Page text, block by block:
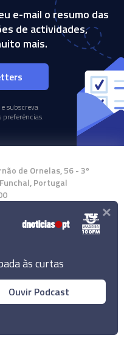
e-mail o resumo das
de actividades,
mais.
subscreva
preferências.
de Ornelas, 56 - 3º
Portugal
App
Notícias, Lda.
às curtas
Ouvir Podcast
×